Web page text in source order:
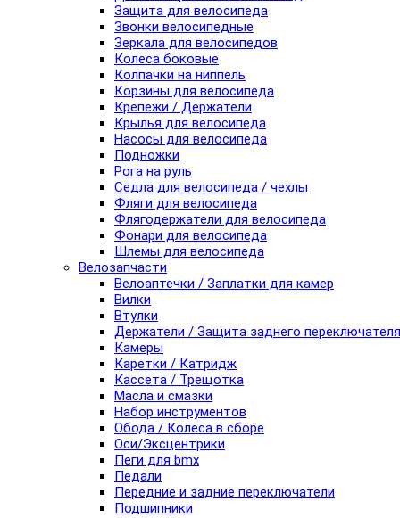
Защита для велосипеда
Звонки велосипедные
Зеркала для велосипедов
Колеса боковые
Колпачки на ниппель
Корзины для велосипеда
Крепежи / Держатели
Крылья для велосипеда
Насосы для велосипеда
Подножки
Рога на руль
Седла для велосипеда / чехлы
Фляги для велосипеда
Флягодержатели для велосипеда
Фонари для велосипеда
Шлемы для велосипеда
Велозапчасти
Велоаптечки / Заплатки для камер
Вилки
Втулки
Держатели / Защита заднего переключателя
Камеры
Каретки / Катридж
Кассета / Трещотка
Масла и смазки
Набор инструментов
Обода / Колеса в сборе
Оси/Эксцентрики
Пеги для bmx
Педали
Передние и задние переключатели
Подшипники